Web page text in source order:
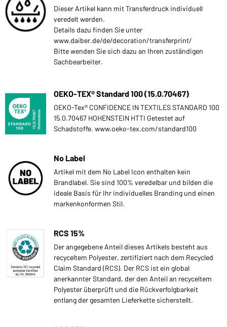
Dieser Artikel kann mit Transferdruck individuell
veredelt werden.
Details dazu finden Sie unter
www.daiber.de/de/decoration/transferprint/
Bitte wenden Sie sich dazu an Ihren zuständigen
Sachbearbeiter.
OEKO-TEX® Standard 100 (15.0.70467)
OEKO-Tex® CONFIDENCE IN TEXTILES STANDARD 100
15.0.70467 HOHENSTEIN HTTI Getestet auf
Schadstoffe. www.oeko-tex.com/standard100
No Label
Artikel mit dem No Label Icon enthalten kein
Brandlabel. Sie sind 100% veredelbar und bilden die
ideale Basis für Ihr individuelles Branding und einen
markenkonformen Stil.
RCS 15%
Der angegebene Anteil dieses Artikels besteht aus
recyceltem Polyester, zertifiziert nach dem Recycled
Claim Standard (RCS). Der RCS ist ein global
anerkannter Standard, der den Anteil an recyceltem
Polyester überprüft und die Rückverfolgbarkeit
entlang der gesamten Lieferkette sicherstellt.